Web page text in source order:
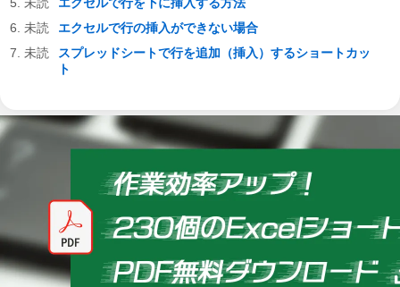
エクセルで行を下に挿入する方法
エクセルで行の挿入ができない場合
スプレッドシートで行を追加（挿入）するショートカッ
ト